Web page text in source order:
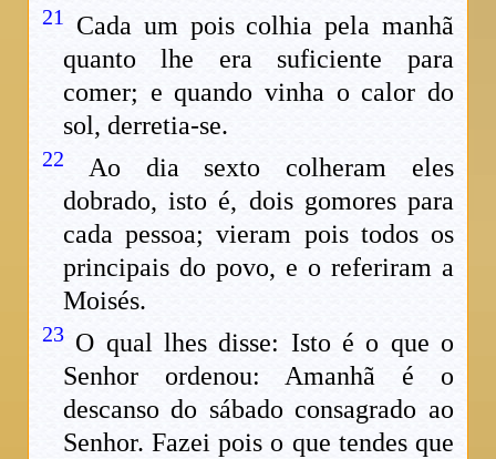
21
Cada um pois colhia pela manhã
quanto lhe era suficiente para
comer; e quando vinha o calor do
sol, derretia-se.
22
Ao dia sexto colheram eles
dobrado, isto é, dois gomores para
cada pessoa; vieram pois todos os
principais do povo, e o referiram a
Moisés.
23 O qual lhes disse: Isto é o que o
Senhor ordenou: Amanhã é o
descanso do sábado consagrado ao
Senhor. Fazei pois o que tendes que